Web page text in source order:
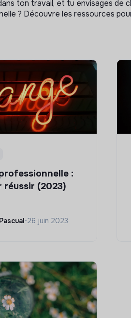
ton travail, et tu envisages de
? Découvre les ressources
:
réussir (2023)
•26 juin 2023